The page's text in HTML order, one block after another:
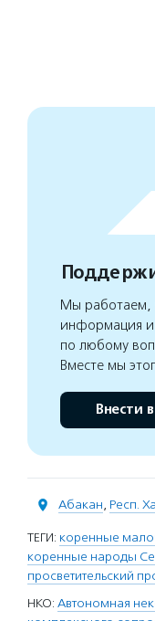
Мы работаем,
информация и
по любому
Вместе мы
Внести
Абакан, Респ.
ТЕГИ: коренные
коренные народы
просветительский
НКО: Автономная